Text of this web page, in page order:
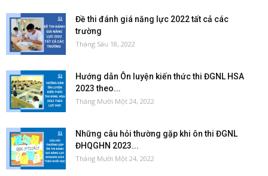
Đề thi đánh giá năng lực 2022 tất cả các
trường
Tháng Sáu 18, 2022
Hướng dẫn Ôn luyện kiến thức thi ĐGNL HSA
2023 theo...
Tháng Mười Một 24, 2022
Những câu hỏi thường gặp khi ôn thi ĐGNL
ĐHQGHN 2023...
Tháng Mười Một 24, 2022